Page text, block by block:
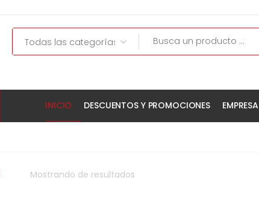
Search
INICIO DESCUENTOS Y PROMOCIONES EMPRESA
Mostrando de resultados